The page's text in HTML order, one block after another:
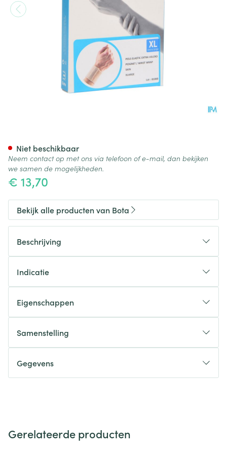
€ 13,70
Niet beschikbaar
Neem contact op met ons via telefoon of e-mail, dan bekijken
we samen de mogelijkheden.
Bekijk alle producten van Bota
Beschrijving
Indicatie
Eigenschappen
Samenstelling
Gegevens
Gerelateerde producten